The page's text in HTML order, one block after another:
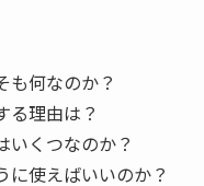
も何なのか？
る理由は？
いくつなのか？
に使えばいいのか？